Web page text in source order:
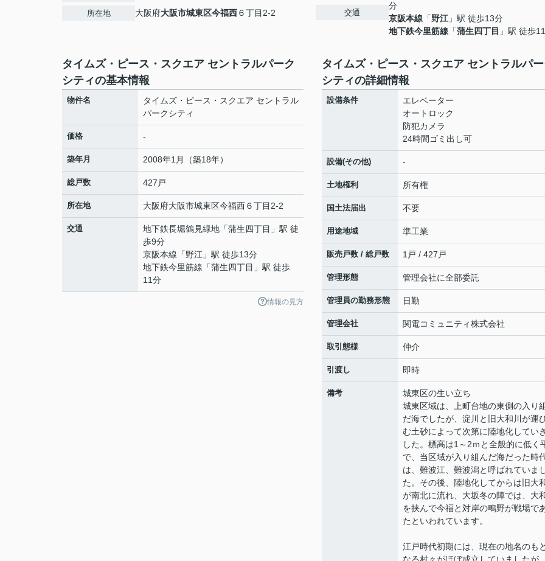
所在地 大阪府大阪市城東区今福西６丁目2-2 交通
分
京阪本線 「野江 」駅 徒歩13分
地下鉄今里筋線 「蒲生四丁目 」駅 徒歩
タイムズ・ピース・スクエア セントラルパーク
シティの基本情報
物件名
タイムズ・ピース・スクエア セントラル
パークシティ
価格 -
築年月 2008年1月（築18年）
総戸数 427戸
所在地 大阪府大阪市城東区今福西６丁目2-2
交通 地下鉄長堀鶴見緑地 「蒲生四丁目 」駅 徒
歩9分
京阪本線 「野江 」駅 徒歩13分
地下鉄今里筋線 「蒲生四丁目 」駅 徒歩
11分
情報の見方
タイムズ・ピース・スクエア セントラルパ
シティの詳細情報
設備条件
エレベーター
オートロック
防犯カメラ
24時間ゴミ出し可
設備(その他) -
土地権利 所有権
国土法届出 不要
用途地域 準工業
販売戸数 / 総戸数 1戸 / 427戸
管理形態 管理会社に全部委託
管理員の勤務形態 日勤
管理会社 関電コミュニティ株式会社
取引態様 仲介
引渡し 即時
備考
城東区の生い立ち
城東区域は、上町台地の東側の入り
だ海でしたが、淀川と旧大和川が運
む土砂によって次第に陸地化してい
した。標高は1～2ｍと全般的に低く
で、当区域が入り組んだ海だった時
は、難波江、難波潟と呼ばれていま
た。その後、陸地化してからは旧大
が南北に流れ、大坂冬の陣では、大
を挟んで今福と対岸の鴫野が戦場で
たといわれています。
江戸時代初期には、現在の地名のも